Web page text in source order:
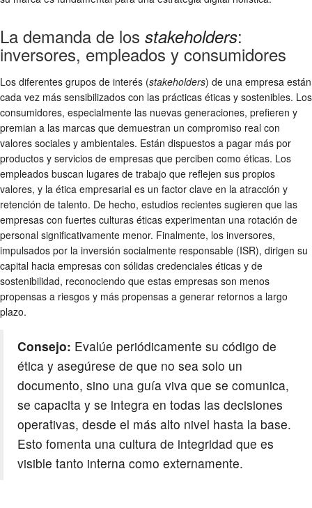
La demanda de los stakeholders:
inversores, empleados y consumidores
Los diferentes grupos de interés (stakeholders) de una empresa están
cada vez más sensibilizados con las prácticas éticas y sostenibles. Los
consumidores, especialmente las nuevas generaciones, prefieren y
premian a las marcas que demuestran un compromiso real con
valores sociales y ambientales. Están dispuestos a pagar más por
productos y servicios de empresas que perciben como éticas. Los
empleados buscan lugares de trabajo que reflejen sus propios
valores, y la ética empresarial es un factor clave en la atracción y
retención de talento. De hecho, estudios recientes sugieren que las
empresas con fuertes culturas éticas experimentan una rotación de
personal significativamente menor. Finalmente, los inversores,
impulsados por la inversión socialmente responsable (ISR), dirigen su
capital hacia empresas con sólidas credenciales éticas y de
sostenibilidad, reconociendo que estas empresas son menos
propensas a riesgos y más propensas a generar retornos a largo
plazo.
Consejo: Evalúe periódicamente su código de
ética y asegúrese de que no sea solo un
documento, sino una guía viva que se comunica,
se capacita y se integra en todas las decisiones
operativas, desde el más alto nivel hasta la base.
Esto fomenta una cultura de integridad que es
visible tanto interna como externamente.